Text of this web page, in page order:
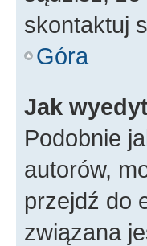
skontaktuj
Góra
Jak
Podobnie
autorów,
przejdź do
związana